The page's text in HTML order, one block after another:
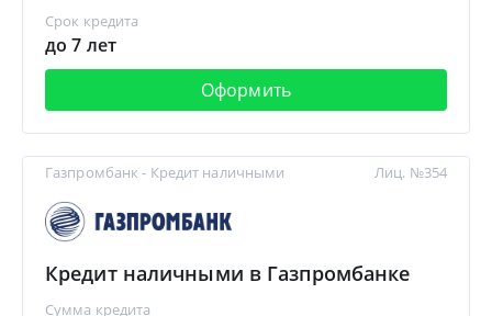
Срок кредита
до 7 лет
Оформить
Газпромбанк - Кредит наличными
Кредит наличными в Газпромбанке
Сумма кредита
Лиц. №354